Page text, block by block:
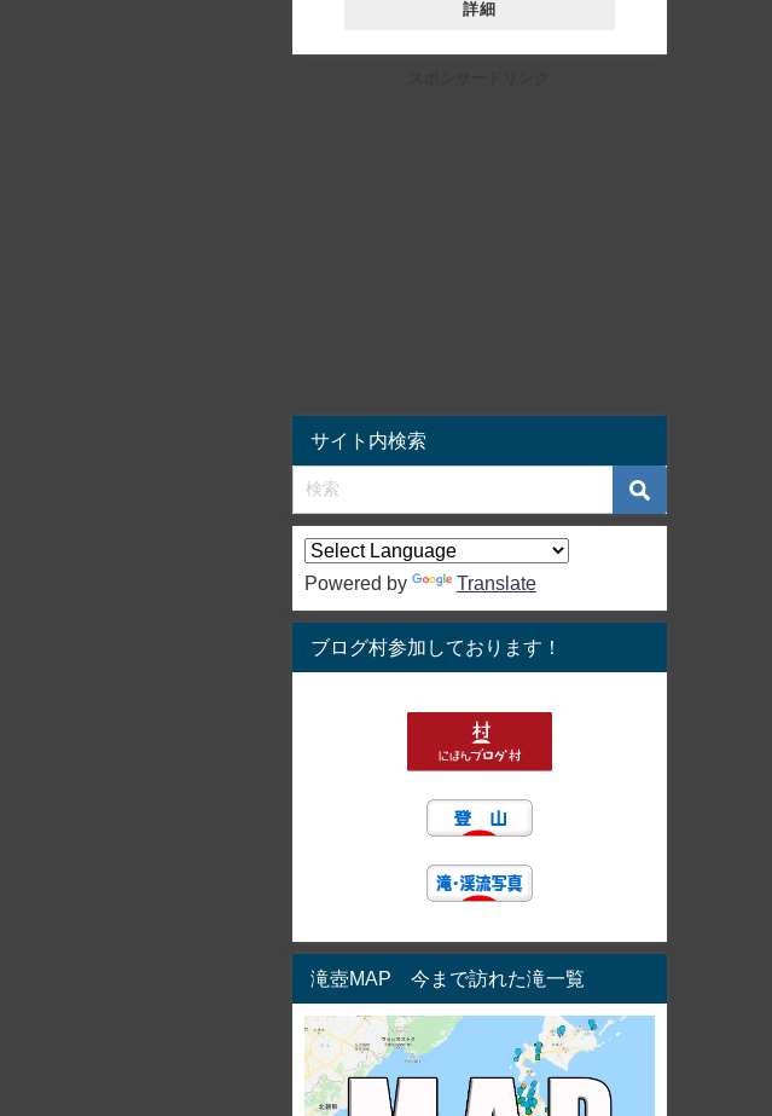
詳細
サイト内検索
Powered by Translate
ブログ村参加しております！
滝壺MAP 今まで訪れた滝一覧